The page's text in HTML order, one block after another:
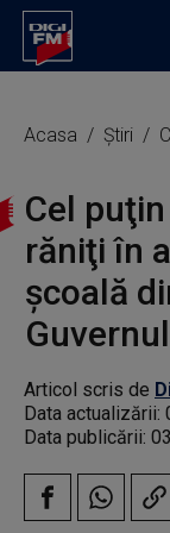
Acasa Știri
Cel
răniţi în
şcoală
Guvernul
Articol scris de
Data actualizării:
Data publicării: